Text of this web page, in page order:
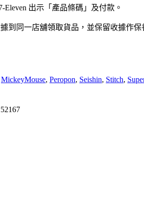
Eleven 出示「產品條碼」及付款。
到同一店舖領取貨品，並保留收據作保
MickeyMouse, Peropon, Seishin, Stitch,